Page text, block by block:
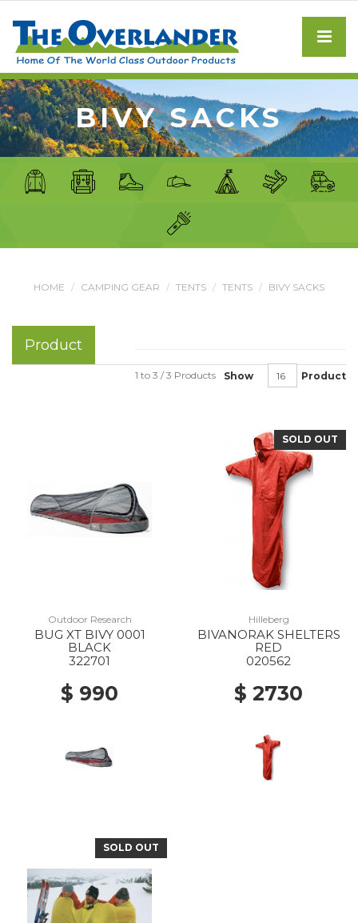
BIVY SACKS
HOME CAMPING GEAR TENTS TENTS BIVY SACKS
Product
Show Product
1 to 3 / 3 Products
Outdoor Research
BUG XT BIVY 0001
BLACK
322701
$ 990
SOLD OUT
Hilleberg
BIVANORAK SHELTERS
RED
020562
$ 2730
SOLD OUT